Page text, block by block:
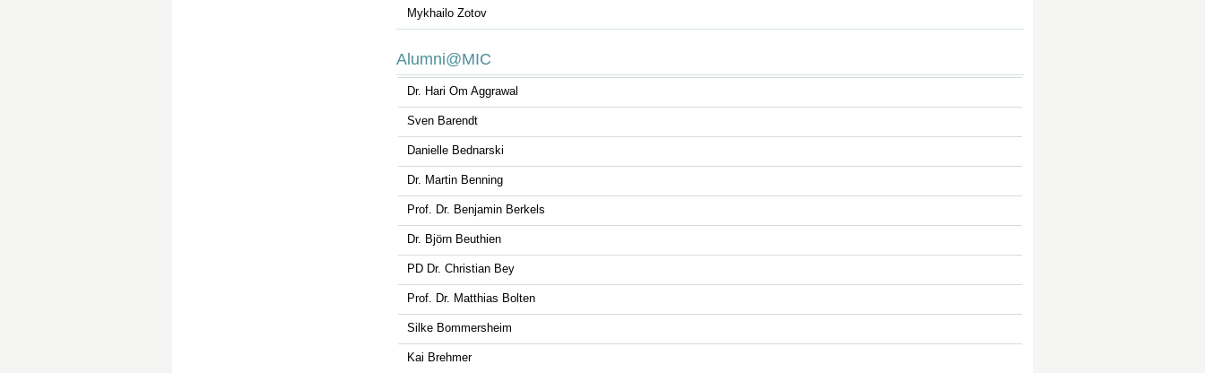
Mykhailo Zotov
Alumni@MIC
Dr. Hari Om Aggrawal
Sven Barendt
Danielle Bednarski
Dr. Martin Benning
Prof. Dr. Benjamin Berkels
Dr. Björn Beuthien
PD Dr. Christian Bey
Prof. Dr. Matthias Bolten
Silke Bommersheim
Kai Brehmer